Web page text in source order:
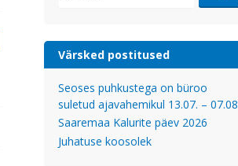
Värsked postitused
Seoses puhkustega on büroo
suletud ajavahemikul 13.07. – 07.08
Saaremaa Kalurite päev 2026
Juhatuse koosolek